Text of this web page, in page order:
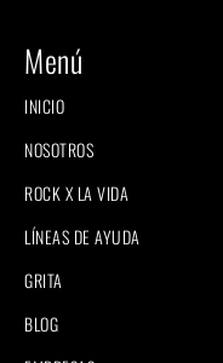
Menú
INICIO
NOSOTROS
ROCK X LA VIDA
LÍNEAS DE AYUDA
GRITA
BLOG